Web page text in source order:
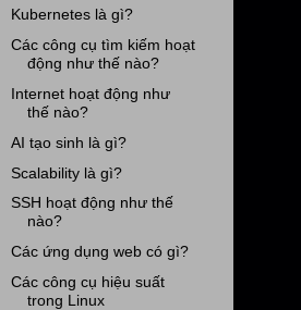
Kubernetes là gì?
Các công cụ tìm kiếm hoạt
động như thế nào?
Internet hoạt động như
thế nào?
AI tạo sinh là gì?
Scalability là gì?
SSH hoạt động như thế
nào?
Các ứng dụng web có gì?
Các công cụ hiệu suất
trong Linux